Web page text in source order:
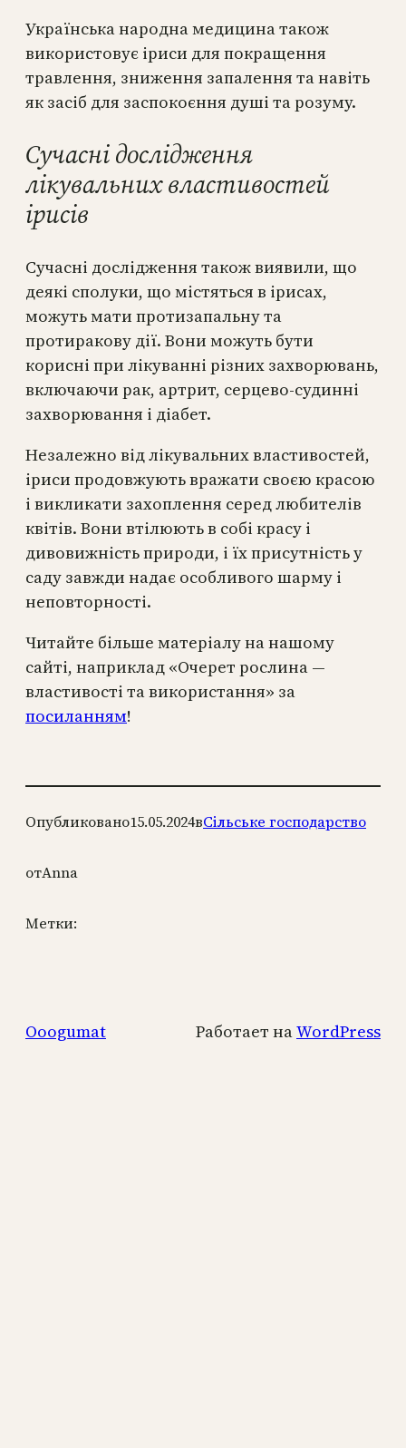
Українська народна медицина також
використовує іриси для покращення
травлення, зниження запалення та навіть
як засіб для заспокоєння душі та розуму.
Сучасні дослідження
лікувальних властивостей
ірисів
Сучасні дослідження також виявили, що
деякі сполуки, що містяться в ірисах,
можуть мати протизапальну та
протиракову дії. Вони можуть бути
корисні при лікуванні різних захворювань,
включаючи рак, артрит, серцево-судинні
захворювання і діабет.
Незалежно від лікувальних властивостей,
іриси продовжують вражати своєю красою
і викликати захоплення серед любителів
квітів. Вони втілюють в собі красу і
дивовижність природи, і їх присутність у
саду завжди надає особливого шарму і
неповторності.
Читайте більше матеріалу на нашому
сайті, наприклад «Очерет рослина —
властивості та використання» за
посиланням!
Опубликовано15.05.2024вСільське господарство
отAnna
Метки:
Ooogumat Работает наWordPress